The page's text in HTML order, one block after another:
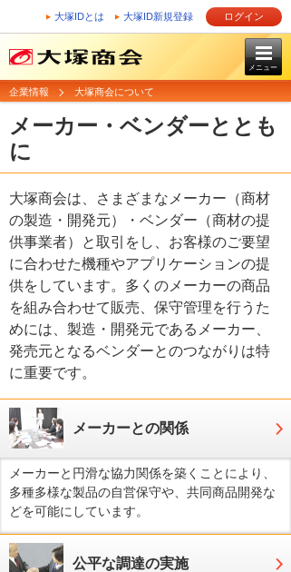
大塚IDとは 大塚ID新規登録 ログイン
メニュー
企業情報 大塚商会について
メーカー・ベンダーととも
に
大塚商会は、さまざまなメーカー（商材
の製造・開発元）・ベンダー（商材の提
供事業者）と取引をし、お客様のご要望
に合わせた機種やアプリケーションの提
供をしています。多くのメーカーの商品
を組み合わせて販売、保守管理を行うた
めには、製造・開発元であるメーカー、
発売元となるベンダーとのつながりは特
に重要です。
メーカーとの関係
メーカーと円滑な協力関係を築くことにより、
多種多様な製品の自営保守や、共同商品開発な
どを可能にしています。
公平な調達の実施